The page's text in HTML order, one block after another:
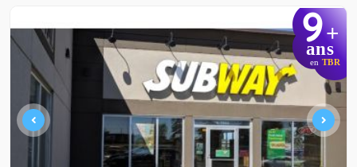
9+
ans
en TBR